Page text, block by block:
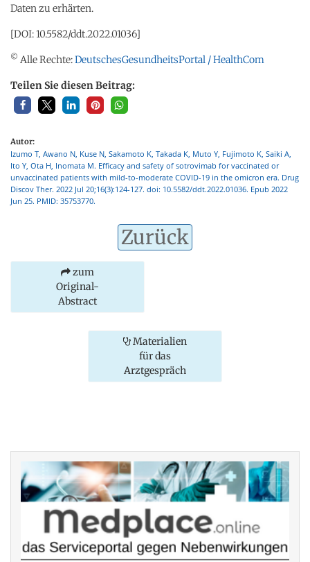
Daten zu erhärten.
[DOI: 10.5582/ddt.2022.01036]
© Alle Rechte:DeutschesGesundheitsPortal / HealthCom
Teilen Sie diesen Beitrag:
Autor:
Izumo T, Awano N, Kuse N, Sakamoto K, Takada K, Muto Y, Fujimoto K, Saiki A,
Ito Y, Ota H, Inomata M. Efficacy and safety of sotrovimab for vaccinated or
unvaccinated patients with mild-to-moderate COVID-19 in the omicron era. Drug
Discov Ther. 2022 Jul 20;16(3):124-127. doi: 10.5582/ddt.2022.01036. Epub 2022
Jun 25. PMID: 35753770.
Zurück
zum
Original-
Abstract
Materialien
für das
Arztgespräch